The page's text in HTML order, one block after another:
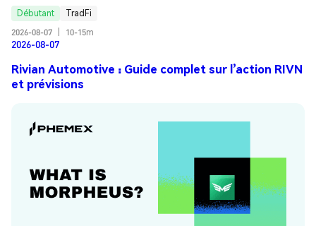
Débutant
TradFi
2026-08-07
10-15m
2026-08-07
Rivian Automotive : Guide complet sur l’action RIVN
et prévisions